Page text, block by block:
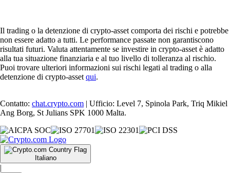
Il trading o la detenzione di crypto-asset comporta dei rischi e potrebbe
non essere adatto a tutti. Le performance passate non garantiscono
risultati futuri. Valuta attentamente se investire in crypto-asset è adatto
alla tua situazione finanziaria e al tuo livello di tolleranza al rischio.
Puoi trovare ulteriori informazioni sui rischi legati al trading o alla
detenzione di crypto-asset qui.
Contatto: chat.crypto.com | Ufficio: Level 7, Spinola Park, Triq Mikiel
Ang Borg, St Julians SPK 1000 Malta.
Italiano
|